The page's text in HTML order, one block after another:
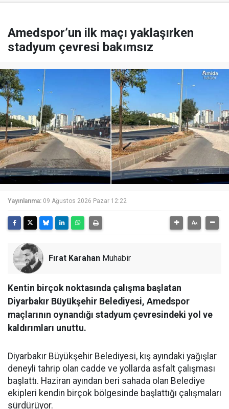
Amedspor’un ilk maçı yaklaşırken
stadyum çevresi bakımsız
Yayınlanma: 09 Ağustos 2026 Pazar 12:22
Fırat Karahan Muhabir
Kentin birçok noktasında çalışma başlatan
Diyarbakır Büyükşehir Belediyesi, Amedspor
maçlarının oynandığı stadyum çevresindeki yol ve
kaldırımları unuttu.
Diyarbakır Büyükşehir Belediyesi, kış ayındaki yağışlar
deneyli tahrip olan cadde ve yollarda asfalt çalışması
başlattı. Haziran ayından beri sahada olan Belediye
ekipleri kendin birçok bölgesinde başlattığı çalışmaları
sürdürüyor.